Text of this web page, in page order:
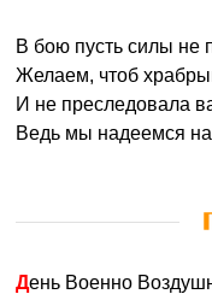
В бою пусть силы не
Желаем, чтоб
И не преследовала
Ведь мы надеемся на
День Военно